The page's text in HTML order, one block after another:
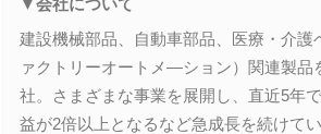
▼会社について
建設機械部品、自動車部品、医療・介護
ァクトリーオートメ―ション）関連製品
社。さまざまな事業を展開し、直近5年
益が2倍以上となるなど急成長を続けてい